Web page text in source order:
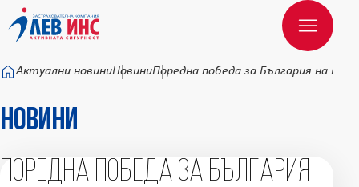
Към основното съдържание
Актуални новиниНовиниПоредна победа за България на
Новини
Поредна победа за България